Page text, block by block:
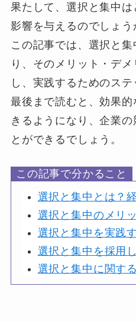
果たして、選択と集中
影響を与えるのでしょう
この記事では、選択と
り、そのメリット・デ
し、実践するためのステ
最後まで読むと、効果
きるようになり、企業
とができるでしょう。
この記事で分かること
選択と集中とは？
選択と集中のメリ
選択と集中を実践
選択と集中を採用
選択と集中に関す